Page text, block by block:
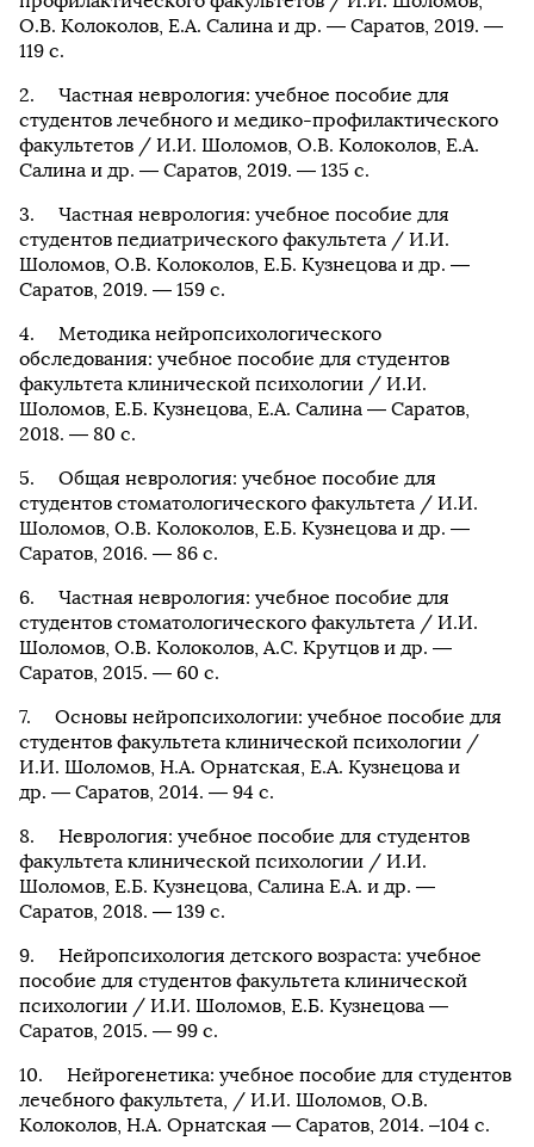
О.В. Колоколов, Е.А. Салина и др. — Саратов, 2019. —
119 с.
Частная неврология: учебное пособие для
студентов лечебного и медико-профилактического
факультетов / И.И. Шоломов, О.В. Колоколов, Е.А.
Салина и др. — Саратов, 2019. — 135 с.
Частная неврология: учебное пособие для
студентов педиатрического факультета / И.И.
Шоломов, О.В. Колоколов, Е.Б. Кузнецова и др. —
Саратов, 2019. — 159 с.
Методика нейропсихологического
обследования: учебное пособие для студентов
факультета клинической психологии / И.И.
Шоломов, Е.Б. Кузнецова, Е.А. Салина — Саратов,
2018. — 80 с.
Общая неврология: учебное пособие для
студентов стоматологического факультета / И.И.
Шоломов, О.В. Колоколов, Е.Б. Кузнецова и др. —
Саратов, 2016. — 86 с.
Частная неврология: учебное пособие для
студентов стоматологического факультета / И.И.
Шоломов, О.В. Колоколов, А.С. Крутцов и др. —
Саратов, 2015. — 60 с.
Основы нейропсихологии: учебное пособие для
студентов факультета клинической психологии /
И.И. Шоломов, Н.А. Орнатская, Е.А. Кузнецова и
др. — Саратов, 2014. — 94 с.
Неврология: учебное пособие для студентов
факультета клинической психологии / И.И.
Шоломов, Е.Б. Кузнецова, Салина Е.А. и др. —
Саратов, 2018. — 139 с.
Нейропсихология детского возраста: учебное
пособие для студентов факультета клинической
психологии / И.И. Шоломов, Е.Б. Кузнецова —
Саратов, 2015. — 99 с.
Нейрогенетика: учебное пособие для студентов
лечебного факультета, / И.И. Шоломов, О.В.
Колоколов, Н.А. Орнатская — Саратов, 2014. –104 с.